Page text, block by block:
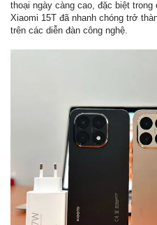
thoại ngày càng cao, đặc biệt
Xiaomi 15T đã nhanh chóng trở
trên các diễn đàn công nghệ.